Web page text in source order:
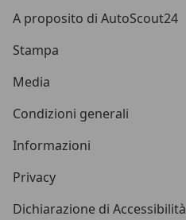
A proposito di AutoScout24
Stampa
Media
Condizioni generali
Informazioni
Privacy
Dichiarazione di Accessibilità